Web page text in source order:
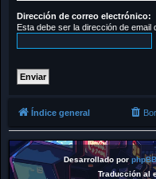
Dirección de correo electrónico:
Esta debe ser la dirección de email
Índice general
Desarrollado porphpBB
Traducción al